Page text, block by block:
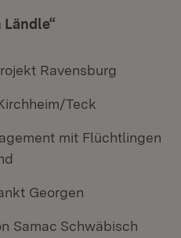
Ländle“
Ravensburg
Teck
mit Flüchtlingen
Georgen
Samac Schwäbisch